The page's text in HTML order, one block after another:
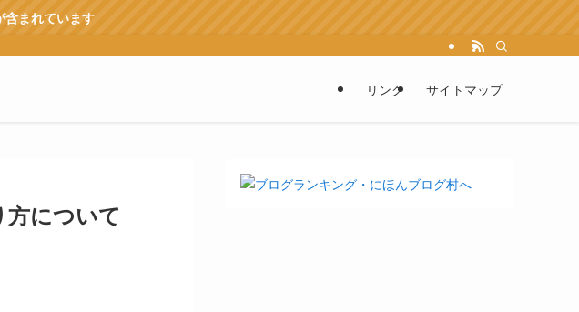
含まれています
キングなどでも紹介
リンク サイトマップ
方について